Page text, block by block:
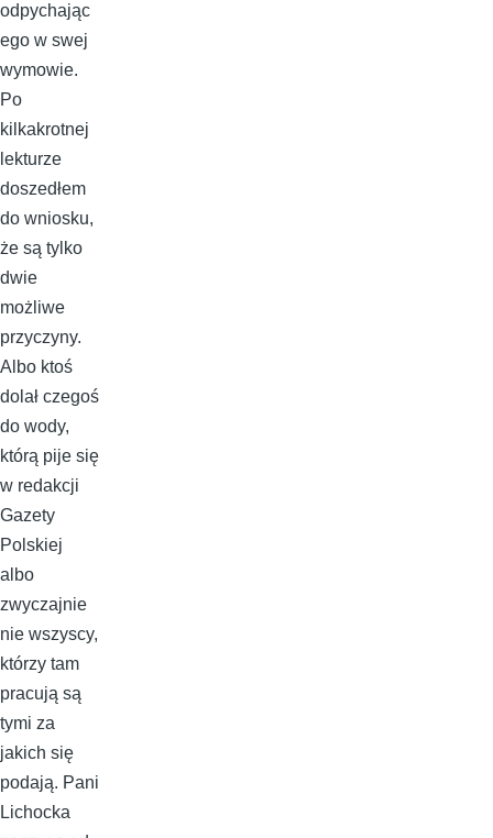
odpychając
ego w swej
wymowie.
Po
kilkakrotnej
lekturze
doszedłem
do wniosku,
że są tylko
dwie
możliwe
przyczyny.
Albo ktoś
dolał czegoś
do wody,
którą pije się
w redakcji
Gazety
Polskiej
albo
zwyczajnie
nie wszyscy,
którzy tam
pracują są
tymi za
jakich się
podają. Pani
Lichocka